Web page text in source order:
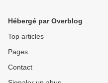
Hébergé par Overblog
Top articles
Pages
Contact